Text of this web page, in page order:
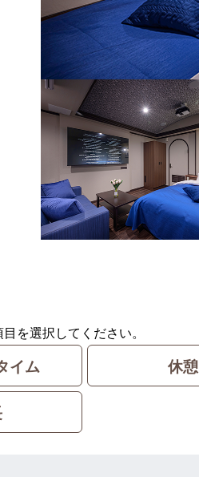
を選択してください。
イム 休憩